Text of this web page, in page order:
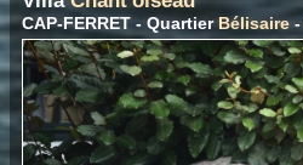
CAP-FERRET - QuartierBélisaire-